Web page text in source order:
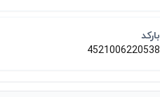
بارکد
4521006220538